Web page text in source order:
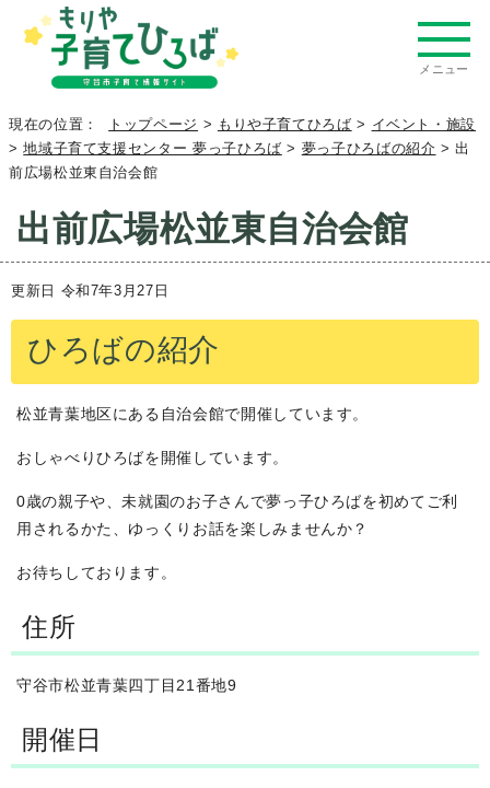
メニュー
現在の位置： トップページ > もりや子育てひろば > イベント・施設
>地域子育て支援センター 夢っ子ひろば > 夢っ子ひろばの紹介 > 出
前広場松並東自治会館
出前広場松並東自治会館
更新日 令和7年3月27日
ひろばの紹介
松並青葉地区にある自治会館で開催しています。
おしゃべりひろばを開催しています。
0歳の親子や、未就園のお子さんで夢っ子ひろばを初めてご利
用されるかた、ゆっくりお話を楽しみませんか？
お待ちしております。
住所
守谷市松並青葉四丁目21番地9
開催日